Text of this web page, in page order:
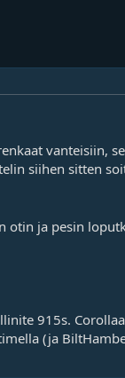
vanteisiin,
siihen sitten
otin ja pesin
915s.
(ja